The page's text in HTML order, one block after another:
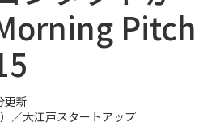
Pitch
更新
／大江戸スタートアップ